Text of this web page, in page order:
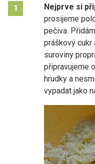
1 Nejprve si
prosijeme
pečiva.
práškový cukr
suroviny
připravujeme
hrudky a
vypadat jako